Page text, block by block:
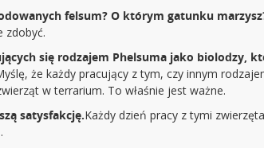
felsum? O którym gatunku
zdobyć.
się rodzajem Phelsuma jako biolodzy,
że każdy pracujący z tym, czy innym
w terrarium. To właśnie jest ważne.
satysfakcję.Każdy dzień pracy z tymi